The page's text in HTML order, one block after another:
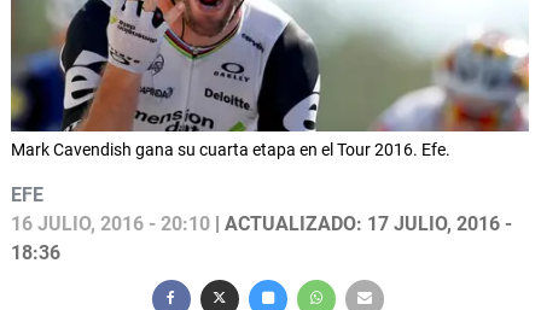
Mark Cavendish gana su cuarta etapa en el Tour 2016. Efe.
EFE
16 JULIO, 2016 - 20:10 | ACTUALIZADO: 17 JULIO, 2016 -
18:36